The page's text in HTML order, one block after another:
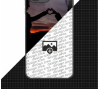
Wishlist